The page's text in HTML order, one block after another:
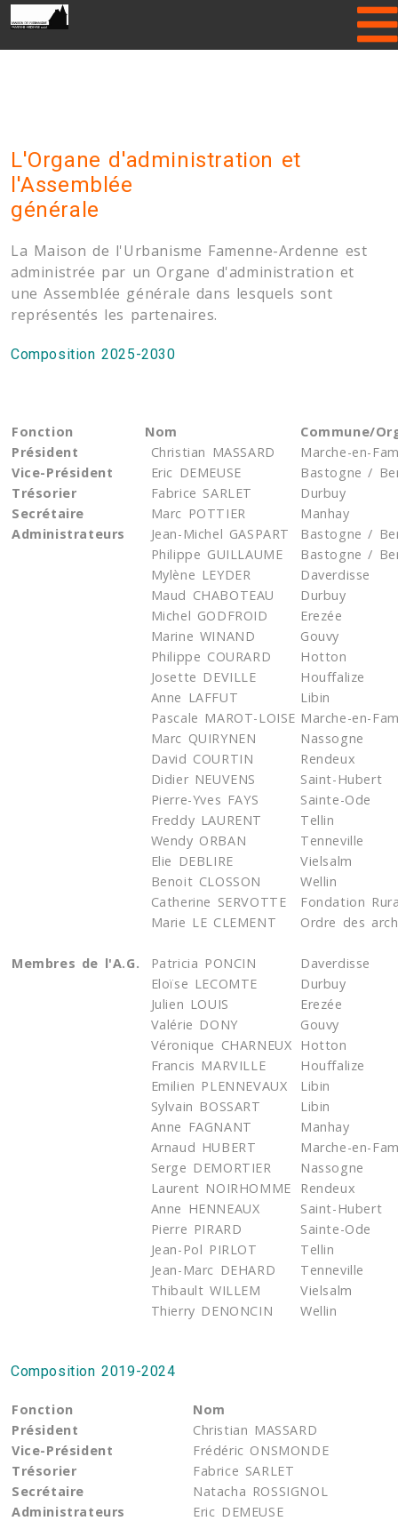
Please enter Gallery folder name or
L'Organe d'administration et
'Assemblée
générale
La Maison de l'Urbanisme Famenne-Ardenne est
administrée par un Organe d'administration et
une Assemblée générale dans lesquels sont
représentés les partenaires.
Composition 2025-2030
Fonction Nom
Commune/
Président
Christian MASSARD
Marche-en-
Vice-Président
Eric DEMEUSE
Bastogne /
Trésorier
Fabrice SARLET
Durbuy
Secrétaire
Marc POTTIER
Manhay
Administrateurs
Jean-Michel GASPART
Bastogne /
Philippe GUILLAUME
Bastogne /
Mylène LEYDER
Daverdisse
Maud CHABOTEAU
Durbuy
Michel GODFROID
Erezée
Marine WINAND
Gouvy
Philippe COURARD
Hotton
Josette DEVILLE
Houffalize
Anne LAFFUT
Libin
Pascale MAROT-LOISE Marche-en-
Marc QUIRYNEN
Nassogne
David COURTIN
Rendeux
Didier NEUVENS
Saint-Hubert
Pierre-Yves FAYS
Sainte-Ode
Freddy LAURENT
Tellin
Wendy ORBAN
Tenneville
Elie DEBLIRE
Vielsalm
Benoit CLOSSON
Wellin
Catherine SERVOTTE
Fondation
Marie LE CLEMENT
Ordre des
Membres de l'A.G. Patricia PONCIN
Daverdisse
Eloïse LECOMTE
Durbuy
Julien LOUIS
Erezée
Valérie DONY
Gouvy
Véronique CHARNEUX
Hotton
Francis MARVILLE
Houffalize
Emilien PLENNEVAUX
Libin
Sylvain BOSSART
Libin
Anne FAGNANT
Manhay
Arnaud HUBERT
Marche-en-
Serge DEMORTIER
Nassogne
Laurent NOIRHOMME
Rendeux
Anne HENNEAUX
Saint-Hubert
Pierre PIRARD
Sainte-Ode
Jean-Pol PIRLOT
Tellin
Jean-Marc DEHARD
Tenneville
Thibault WILLEM
Vielsalm
Thierry DENONCIN
Wellin
Composition 2019-2024
Fonction
Nom
Président
Christian MASSARD
Vice-Président
Frédéric ONSMONDE
Trésorier
Fabrice SARLET
Secrétaire
Natacha ROSSIGNOL
Administrateurs
Eric DEMEUSE